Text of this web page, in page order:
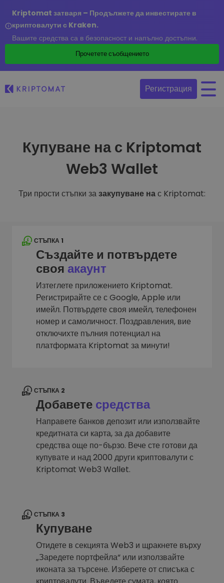
Kriptomat затваря – Продължете да инвестирате в
криптовалути с Kraken.
Вашите средства са в безопасност и напълно достъпни.
Прочетете съобщението
Регистрация
Купуване на с Kriptomat
Web3 Wallet
Три прости стъпки зазакупуване нас Kriptomat:
СТЪПКА 1
Създайте и потвърдете
своя акаунт
Изтеглете приложението Kriptomat.
Регистрирайте се с Google, Apple или
имейл. Потвърдете своя имейл, телефонен
номер и самоличност. Поздравления, вие
отключихте пълния потенциал на
платформата Kriptomat за минути!
СТЪПКА 2
Добавете средства
Направете банков депозит или използвайте
кредитната си карта, за да добавите
средства още по-бързо. Вече сте готови да
купувате и над 2000 други криптовалути с
Kriptomat Web3 Wallet.
СТЪПКА 3
Купуване
Отидете в секцията Web3 и щракнете върху
„Заредете портфейла“ или използвайте
иконата за търсене. Изберете от списъка с